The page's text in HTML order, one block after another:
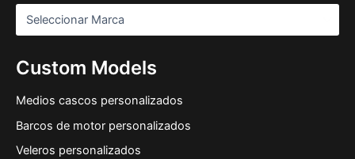
Custom Models
Medios cascos personalizados
Barcos de motor personalizados
Veleros personalizados